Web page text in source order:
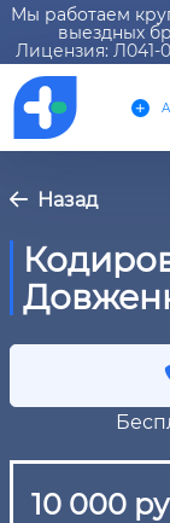
Мы работаем
выездных
Лицензия: Л041-
Назад
10 000